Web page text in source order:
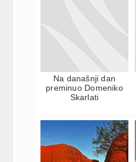
Na današnji dan
preminuo Domeniko
Skarlati